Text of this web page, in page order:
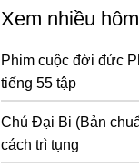
Xem nhiều
Phim cuộc đời đức
tiếng 55 tập
Chú Đại Bi (Bản
cách trì tụng